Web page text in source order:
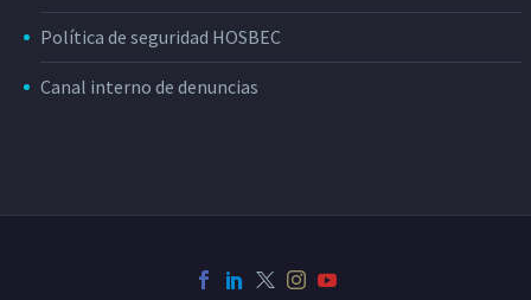
Política de seguridad HOSBEC
Canal interno de denuncias